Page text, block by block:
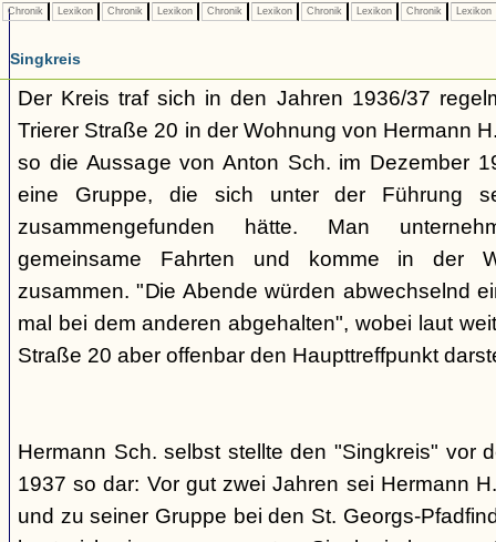
Chronik Lexikon Chronik Lexikon Chronik Lexikon Chronik Lexikon Chronik Lexikon
Singkreis
Der Kreis traf sich in den Jahren 1936/37
Trierer Straße 20 in der Wohnung von Hermann
so die Aussage von Anton Sch. im Dezember
eine Gruppe, die sich unter der Führung
zusammengefunden hätte. Man
gemeinsame Fahrten und komme in der
zusammen. "Die Abende würden abwechselnd
mal bei dem anderen abgehalten", wobei laut
Straße 20 aber offenbar den Haupttreffpunkt
Hermann Sch. selbst stellte den "Singkreis" vor
1937 so dar: Vor gut zwei Jahren sei Hermann
und zu seiner Gruppe bei den St. Georgs-